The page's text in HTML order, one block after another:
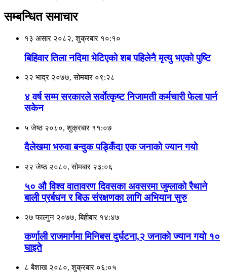
सम्बन्धित समाचार
१३ असार २०८२, शुक्रबार १०:१०
बिहिवार तिला नदिमा भेटिएको शब पहिलेनै मृत्यु भएको पुष्टि
२२ भाद्र २०७७, सोमबार ०९:२८
४ वर्ष सम्म सरकारले सर्वाेत्कृष्ट निजामती कर्मचारी फेला पार्न
सकेन
५ जेष्ठ २०८०, शुक्रबार ११:०७
दैलेखमा भरुवा बन्दुक पड्किँदा एक जनाकाे ज्यान गयाे
२२ जेष्ठ २०८०, सोमबार २३:०६
५० औ विश्व वातावरण दिवसका अवसरमा जुम्लाको रैथाने
बाली प्रर्बधन र बिऊ संरक्षणका लागि अभियान सुरु
२७ फाल्गुन २०७७, बिहीबार १४:४७
कर्णाली राजमार्गमा मिनिबस दुर्घटना,२ जनाकाे ज्यान गयाे १०
घाइते
८ बैशाख २०८०, शुक्रबार ०६:०५